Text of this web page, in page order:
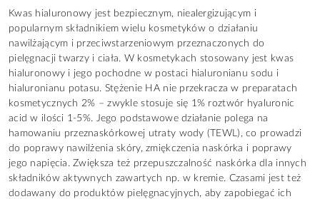
Kwas hialuronowy jest bezpiecznym, niealergizującym i
popularnym składnikiem wielu kosmetyków o działaniu
nawilżającym i przeciwstarzeniowym przeznaczonych do
pielęgnacji twarzy i ciała. W kosmetykach stosowany jest kwas
hialuronowy i jego pochodne w postaci hialuronianu sodu i
hialuronianu potasu. Stężenie HA nie przekracza w preparatach
kosmetycznych 2% – zwykle stosuje się 1% roztwór hyaluronic
acid w ilości 1-5%. Jego podstawowe działanie polega na
hamowaniu przeznaskórkowej utraty wody (TEWL), co prowadzi
do poprawy nawilżenia skóry, zmiękczenia naskórka i poprawy
jego napięcia. Zwiększa też przepuszczalność naskórka dla innych
składników aktywnych zawartych np. w kremie. Czasami jest też
dodawany do produktów pielęgnacyjnych, aby zapobiegać ich